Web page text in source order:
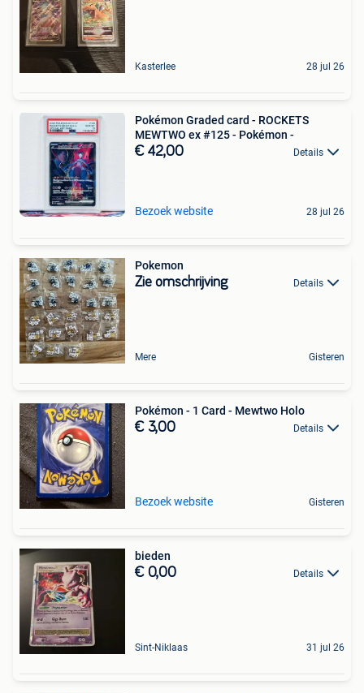
Kasterlee 28 jul 26
Pokémon Graded card - ROCKETS
MEWTWO ex #125 - Pokémon -
€ 42,00 Details
Bezoek website 28 jul 26
Pokemon
Zie omschrijving Details
Mere Gisteren
Pokémon - 1 Card - Mewtwo Holo
€ 3,00 Details
Bezoek website Gisteren
bieden
€ 0,00 Details
Sint-Niklaas 31 jul 26